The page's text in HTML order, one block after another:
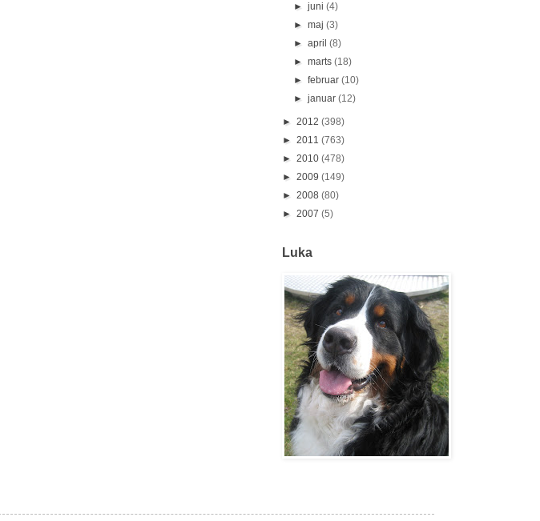
►juni(4)
►maj(3)
►april(8)
►marts(18)
►februar(10)
►januar(12)
► 2012 (398)
► 2011 (763)
► 2010 (478)
► 2009 (149)
► 2008 (80)
► 2007 (5)
Luka